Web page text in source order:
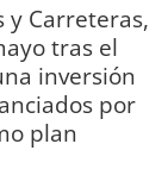
y Carreteras,
tras el
inversión
por
plan